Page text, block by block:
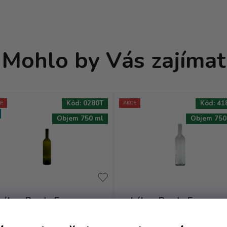
Mohlo by Vás zajímat
Bordo Europea -
Objem 750 ml
Kód: 0280T AKCE
Láhev Bordo Europea
VE
Objem
Kód: